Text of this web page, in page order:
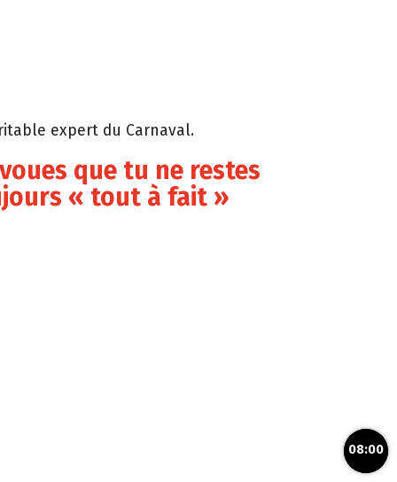
expert du Carnaval.
que tu ne restes
« tout à fait »
08:00